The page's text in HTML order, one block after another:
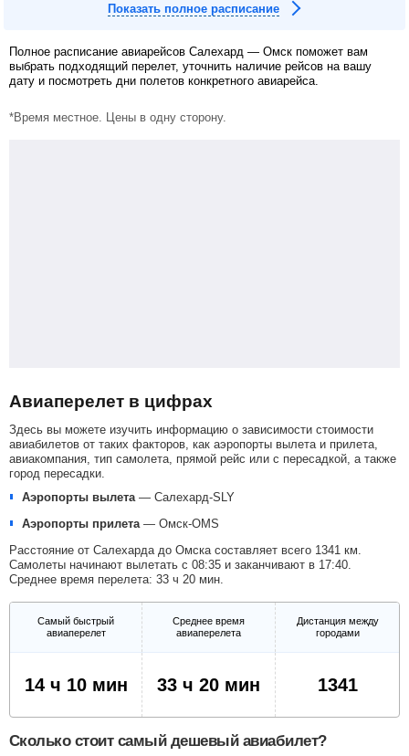
Показать полное расписание
Полное расписание авиарейсов Салехард — Омск поможет вам
выбрать подходящий перелет, уточнить наличие рейсов на вашу
дату и посмотреть дни полетов конкретного авиарейса.
*Время местное. Цены в одну сторону.
Авиаперелет в цифрах
Здесь вы можете изучить информацию о зависимости стоимости
авиабилетов от таких факторов, как аэропорты вылета и прилета,
авиакомпания, тип самолета, прямой рейс или с пересадкой, а также
город пересадки.
Аэропорты вылета — Салехард-SLY
Аэропорты прилета — Омск-OMS
Расстояние от Салехарда до Омска составляет всего 1341 км.
Самолеты начинают вылетать с 08:35 и заканчивают в 17:40.
Среднее время перелета: 33 ч 20 мин.
Самый быстрый
авиаперелет
Среднее время
авиаперелета
Дистанция между
городами
14 ч 10 мин 33 ч 20 мин 1341
Сколько стоит самый дешевый авиабилет?